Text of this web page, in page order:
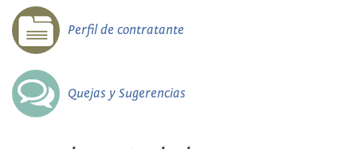
Perfil de contratante
Quejas y Sugerencias